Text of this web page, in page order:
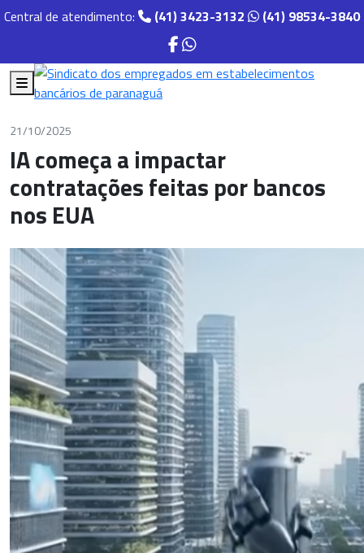
Central de atendimento: (41) 3423-3132 (41) 98534-3840
21/10/2025
IA começa a impactar
contratações feitas por bancos
nos EUA